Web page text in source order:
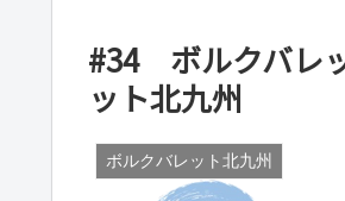
#34 ボルクバレ
ット北九州
ボルクバレット北九州